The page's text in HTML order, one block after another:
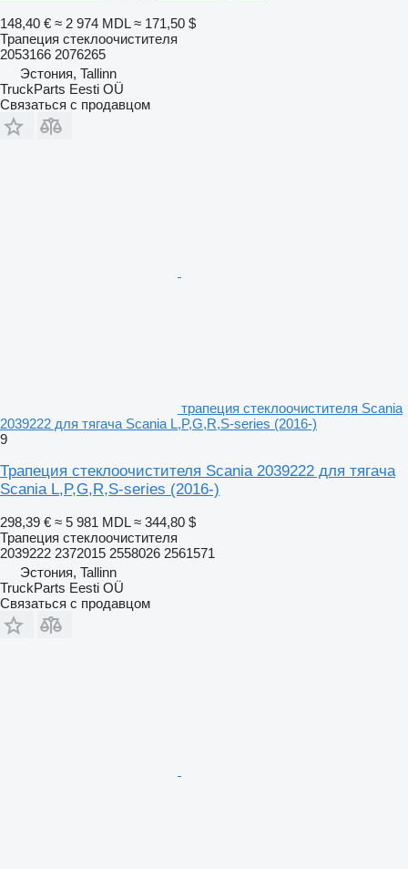
148,40 € ≈ 2 974 MDL ≈ 171,50 $
Трапеция стеклоочистителя
2053166 2076265
Эстония, Tallinn
TruckParts Eesti OÜ
Связаться с продавцом
трапеция стеклоочистителя Scania
2039222 для тягача Scania L,P,G,R,S-series (2016-)
9
Трапеция стеклоочистителя Scania 2039222 для тягача
Scania L,P,G,R,S-series (2016-)
298,39 € ≈ 5 981 MDL ≈ 344,80 $
Трапеция стеклоочистителя
2039222 2372015 2558026 2561571
Эстония, Tallinn
TruckParts Eesti OÜ
Связаться с продавцом